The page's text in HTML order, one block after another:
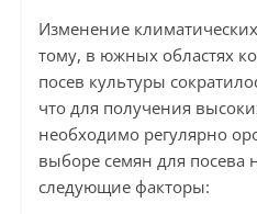
Изменение
тому, в южных областях
посев культуры
что для получения
необходимо регулярно
выборе семян для посева
следующие факторы: